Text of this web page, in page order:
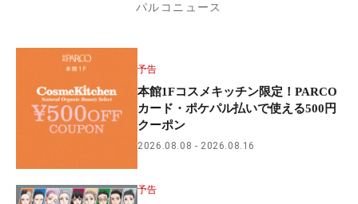
パルコニュース
予告
本館1Fコスメキッチン限定！PARCO
カード・ポケパル払いで使える500円
クーポン
2026.08.08 2026.08.16
予告